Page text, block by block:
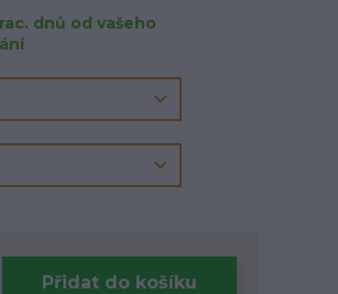
dnů od vašeho
Přidat do košíku